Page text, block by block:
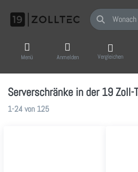
Geben Sie
Menü Anmelden Vergleichen
Serverschränke in der 19 Zoll-
Suchergebnisse:
1-24von 125